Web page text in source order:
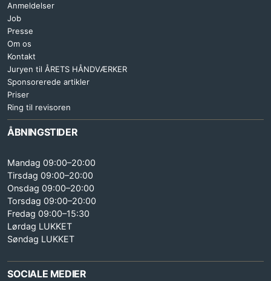
Anmeldelser
Job
Presse
Om os
Kontakt
Juryen til ÅRETS HÅNDVÆRKER
Sponsorerede artikler
Priser
Ring til revisoren
ÅBNINGSTIDER
Mandag 09:00–20:00
Tirsdag 09:00–20:00
Onsdag 09:00–20:00
Torsdag 09:00–20:00
Fredag 09:00–15:30
Lørdag LUKKET
Søndag LUKKET
SOCIALE MEDIER